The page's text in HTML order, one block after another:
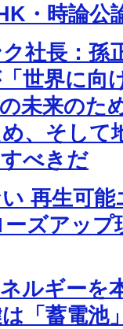
・時論公
社長：孫
世界に向
未来のた
、そして
べきだ
再生可能
ズアップ
ルギーを
「蓄電池